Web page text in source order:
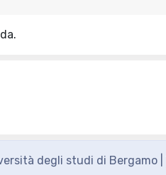
degli studi di Bergamo |